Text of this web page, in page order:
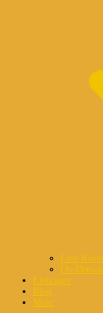
Live
On-
Eintragen
Blog
Mehr